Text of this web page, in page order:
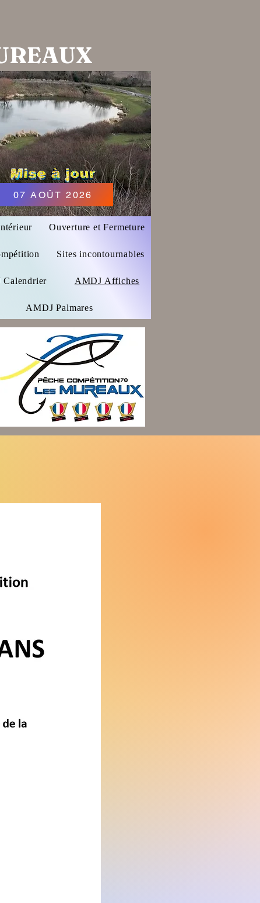
07 AOÛT 2026
Ouverture et Fermeture
Sites incontournables
Calendrier AMDJ Affiches
AMDJ Palmares